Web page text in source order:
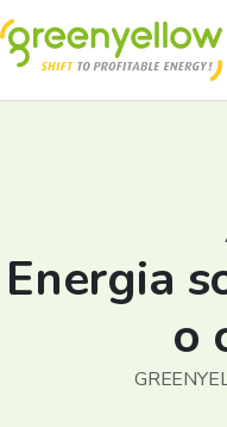
Energia
o